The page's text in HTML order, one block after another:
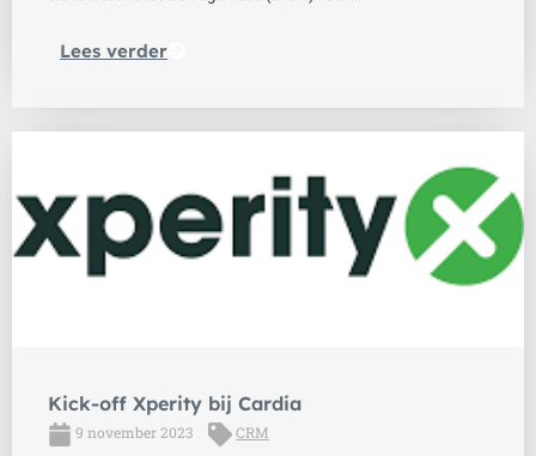
Lees verder
Kick-off Xperity bij Cardia
9 november 2023 CRM